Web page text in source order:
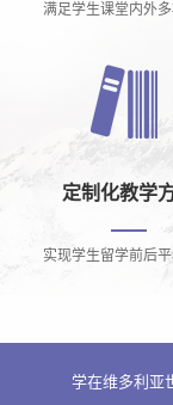
满足学生课堂内外
定制化教学
实现学生留学前后
学在维多利